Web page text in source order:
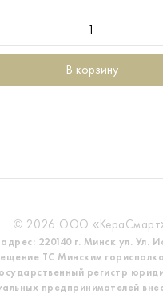
В корзину
© 2026 ООО
220140 г. Минск ул. Ул.
ТС Минским
регистр
предпринимателей